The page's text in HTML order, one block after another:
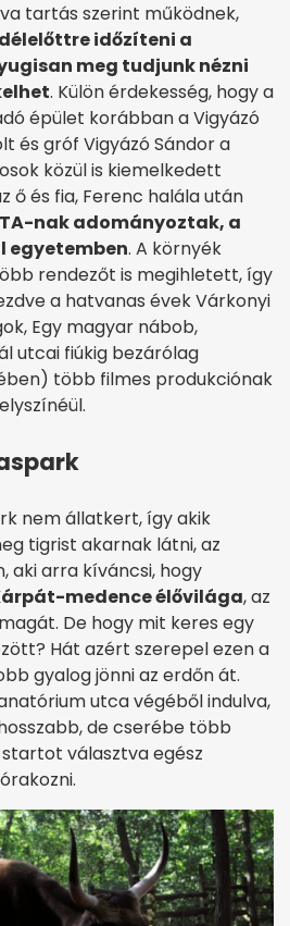
tartás szerint működnek,
időzíteni a
meg tudjunk nézni
. Külön érdekesség, hogy a
épület korábban a Vigyázó
és gróf Vigyázó Sándor a
közül is kiemelkedett
ő és fia, Ferenc halála után
nak adományoztak, a
. A környék
rendezőt is megihletett, így
a hatvanas évek Várkonyi
Egy magyar nábob,
utcai fiúkig bezárólag
több filmes produkciónak
nem állatkert, így akik
tigrist akarnak látni, az
aki arra kíváncsi, hogy
medence élővilága, az
De hogy mit keres egy
Hát azért szerepel ezen a
gyalog jönni az erdőn át.
utca végéből indulva,
de cserébe több
választva egész